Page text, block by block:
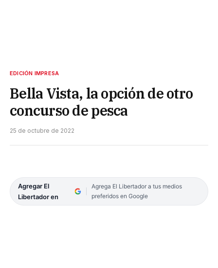
EDICIÓN IMPRESA
Bella Vista, la opción de otro
concurso de pesca
25 de octubre de 2022
Agregar El
Libertador en
Agrega El Libertador a tus medios
preferidos en Google